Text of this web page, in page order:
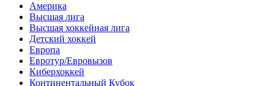
Америка
Высшая лига
Высшая хоккейная лига
Детский хоккей
Европа
Евротур/Евровызов
Киберхоккей
Континентальный Кубок